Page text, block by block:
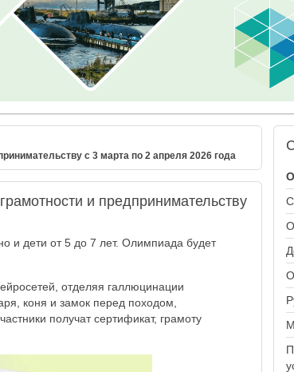
с 3 марта по 2 апреля 2026 года
и предпринимательству
и дети от 5 до 7 лет. Олимпиада будет
отделяя галлюцинации
коня и замок перед походом,
получат сертификат, грамоту